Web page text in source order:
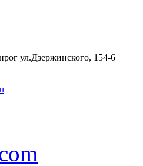
ул.Дзержинского, 154-6